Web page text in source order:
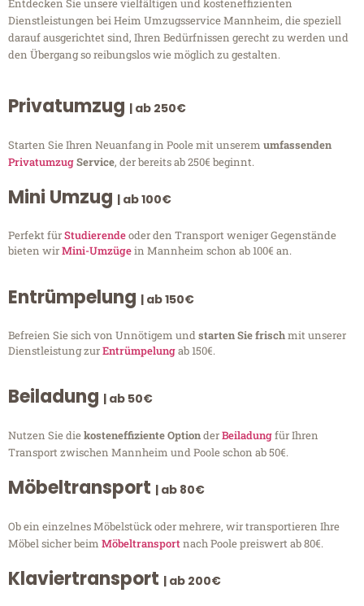
Entdecken Sie unsere vielfältigen und kosteneffizienten
Dienstleistungen bei Heim Umzugsservice Mannheim, die speziell
darauf ausgerichtet sind, Ihren Bedürfnissen gerecht zu werden und
den Übergang so reibungslos wie möglich zu gestalten.
Privatumzug | ab 250€
Starten Sie Ihren Neuanfang in Poole mit unserem umfassenden
PrivatumzugService, der bereits ab 250€ beginnt.
Mini Umzug | ab 100€
Perfekt fürStudierendeoder den Transport weniger Gegenstände
bieten wirMini-Umzügein Mannheim schon ab 100€ an.
Entrümpelung | ab 150€
Befreien Sie sich von Unnötigem undstarten Sie frischmit unserer
Dienstleistung zurEntrümpelungab 150€.
Beiladung | ab 50€
Nutzen Sie diekosteneffiziente OptionderBeiladungfür Ihren
Transport zwischen Mannheim und Poole schon ab 50€.
Möbeltransport | ab 80€
Ob ein einzelnes Möbelstück oder mehrere, wir transportieren Ihre
Möbel sicher beim Möbeltransportnach Poole preiswert ab 80€.
Klaviertransport | ab 200€